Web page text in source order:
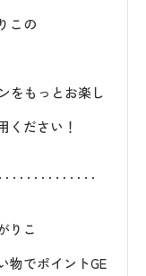
この
をもっとお楽し
ださい！
りこ
物でポイントGE